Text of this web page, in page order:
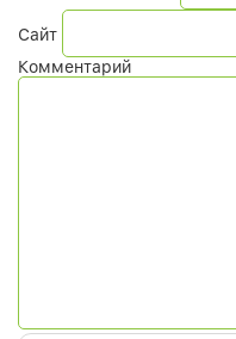
Сайт
Комментарий